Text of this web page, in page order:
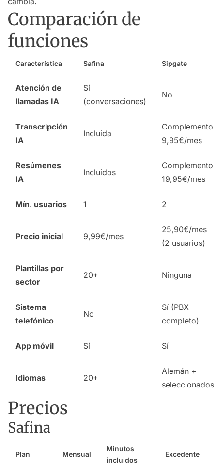
Comparación de
funciones
Característica Safina Sipgate
Atención de
llamadas IA
Sí
(conversaciones)
No
Transcripción
IA
Incluida
Complemento
9,95€/mes
Resúmenes
IA
Incluidos
Complemento
19,95€/mes
Mín. usuarios 1 2
Precio inicial 9,99€/mes
25,90€/mes
(2 usuarios)
Plantillas por
sector
20+ Ninguna
Sistema
telefónico
No
Sí (PBX
completo)
App móvil Sí Sí
Idiomas 20+
Alemán +
seleccionados
Precios
Safina
Plan Mensual
Minutos
incluidos
Excedente